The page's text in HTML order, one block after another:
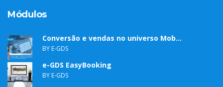
Módulos
Conversão e vendas no universo Mob...
BY E-GDS
e-GDS EasyBooking
BY E-GDS